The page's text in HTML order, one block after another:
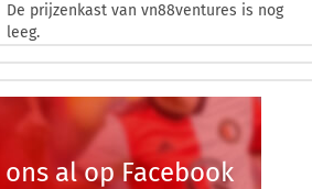
De prijzenkast van vn88ventures is nog
leeg.
al op Facebook